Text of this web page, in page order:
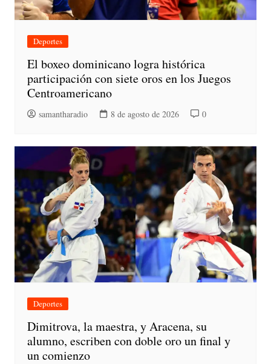
Deportes
El boxeo dominicano logra histórica
participación con siete oros en los Juegos
Centroamericano
samantharadio 8 de agosto de 2026 0
Deportes
Dimitrova, la maestra, y Aracena, su
alumno, escriben con doble oro un final y
un comienzo